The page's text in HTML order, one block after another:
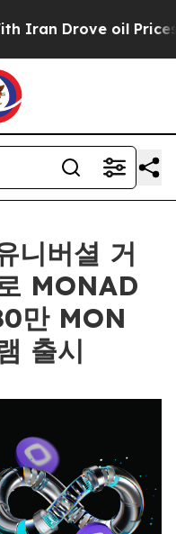
Drove oil Prices
니버셜 거
MONAD
만 MON
출시